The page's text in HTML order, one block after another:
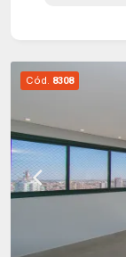
Cód. 8308